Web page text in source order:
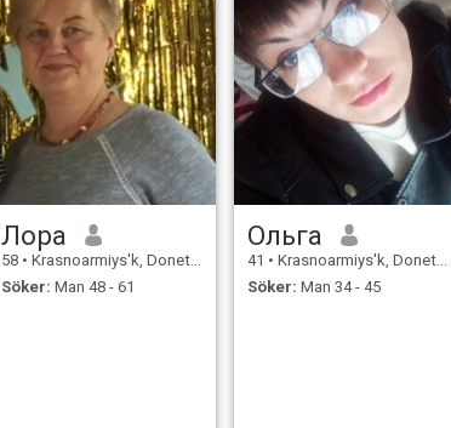
Лора
58 • Krasnoarmiys'k, Donets'k, Ukraina
Söker: Man 48 - 61
Ольга
41 • Krasnoarmiys'k, Donets'k, Ukraina
Söker: Man 34 - 45